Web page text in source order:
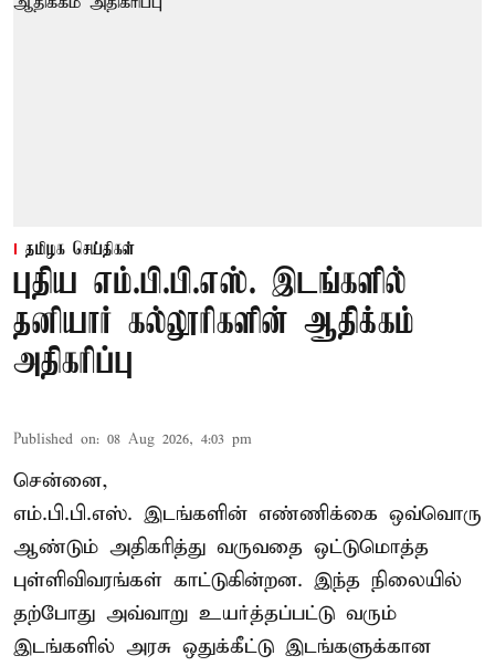
தமிழக செய்திகள்
புதிய எம்.பி.பி.எஸ். இடங்களில்
தனியார் கல்லூரிகளின் ஆதிக்கம்
அதிகரிப்பு
Published on: 08 Aug 2026, 4:03 pm
சென்னை,
எம்.பி.பி.எஸ். இடங்களின் எண்ணிக்கை ஒவ்வொரு
ஆண்டும் அதிகரித்து வருவதை ஒட்டுமொத்த
புள்ளிவிவரங்கள் காட்டுகின்றன. இந்த நிலையில்
தற்போது அவ்வாறு உயர்த்தப்பட்டு வரும்
இடங்களில் அரசு ஒதுக்கீட்டு இடங்களுக்கான